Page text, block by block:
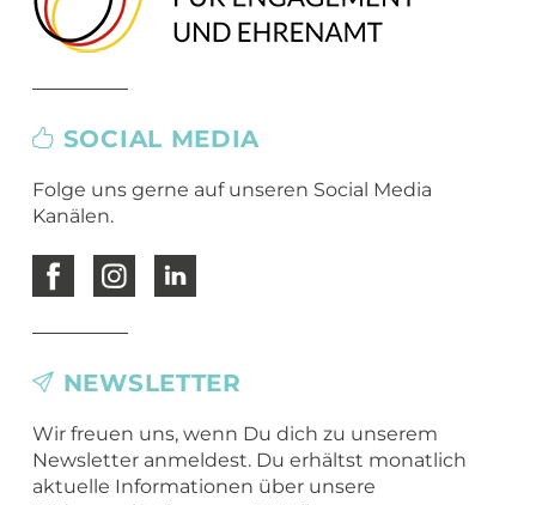
SOCIAL MEDIA
Folge uns gerne auf unseren Social Media
Kanälen.
NEWSLETTER
Wir freuen uns, wenn Du dich zu unserem
Newsletter anmeldest. Du erhältst monatlich
aktuelle Informationen über unsere